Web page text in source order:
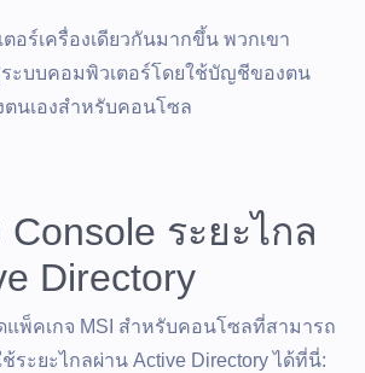
อร์เครื่องเดียวกันมากขึ้น พวกเขา
ะบบคอมพิวเตอร์โดยใช้บัญชีของตน
นเองสำหรับคอนโซล
ระยะไกล
Directory
พ็คเกจ MSI สำหรับคอนโซลที่สามารถ
ระยะไกลผ่าน Active Directory ได้ที่นี่: